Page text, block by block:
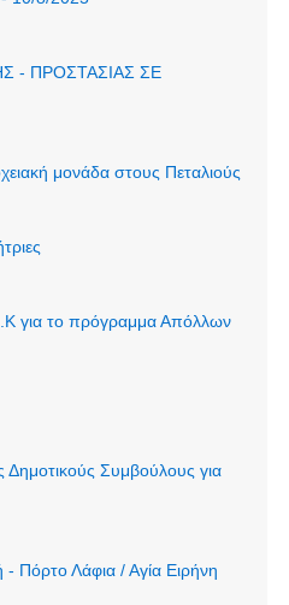
- ΠΡΟΣΤΑΣΙΑΣ ΣΕ
μονάδα στους Πεταλιούς
για το πρόγραμμα Απόλλων
Δημοτικούς Συμβούλους για
Πόρτο Λάφια / Αγία Ειρήνη